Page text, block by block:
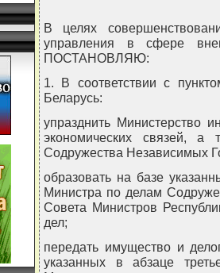
В целях
управления в сфере
ПОСТАНОВЛЯЮ:
1. В соответствии с
Беларусь:
упразднить Министерство
экономических связей,
Содружества Независимых
образовать на базе
Министра по делам
Совета Министров
дел;
передать имущество и
указанных в абзаце